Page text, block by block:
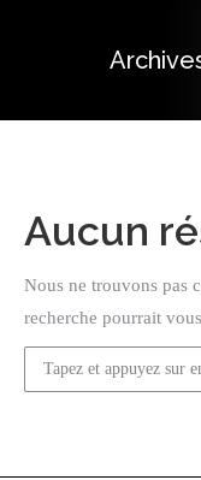
Aucun
Nous ne trouvons pas
recherche pourrait
Recherche
: